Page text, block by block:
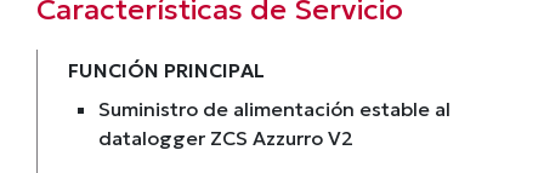
Características de Servicio
FUNCIÓN PRINCIPAL
Suministro de alimentación estable al
datalogger ZCS Azzurro V2